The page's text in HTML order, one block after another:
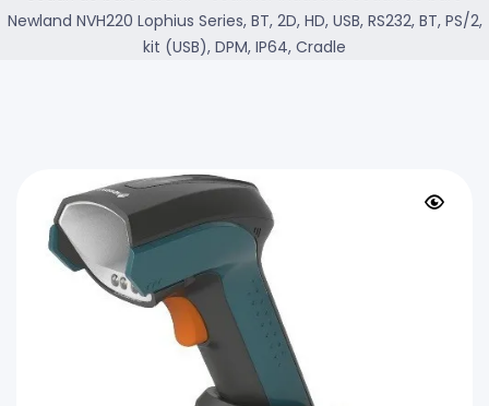
Newland NVH220 Lophius Series, BT, 2D, HD, USB, RS232, BT, PS/2,
kit (USB), DPM, IP64, Cradle